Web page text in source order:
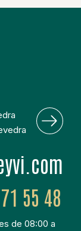
55 48
de 08:00 a